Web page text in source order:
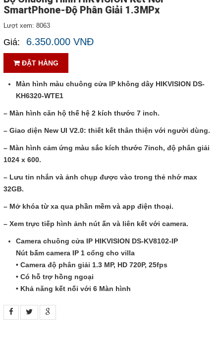
SmartPhone-Độ Phân Giải 1.3MPx
Lượt xem: 8063
Giá: 6.350.000 VNĐ
ĐẶT HÀNG
Màn hình màu chuông cửa IP không dây HIKVISION DS-
KH6320-WTE1
– Màn hình căn hộ thế hệ 2 kích thước 7 inch.
– Giao diện New UI V2.0: thiết kết thân thiện với người dùng.
– Màn hình cảm ứng màu sắc kích thước 7inch, độ phân giải
1024 x 600.
– Lưu tin nhắn và ảnh chụp được vào trong thẻ nhớ max
32GB.
– Mở khóa từ xa qua phần mềm và app điện thoại.
– Xem trực tiếp hình ảnh nút ấn và liên kết với camera.
Camera chuông cửa IP HIKVISION DS-KV8102-IP
Nút bấm camera IP 1 cổng cho villa
• Camera độ phân giải 1.3 MP, HD 720P, 25fps
• Có hỗ trợ hồng ngoại
• Khả năng kết nối với 6 Màn hình
Tin tức
Liên hệ
Đóng
TRÊN MẠNG XÃ HỘI
Facebook
Google
LIÊN HỆ
HotLine
Email